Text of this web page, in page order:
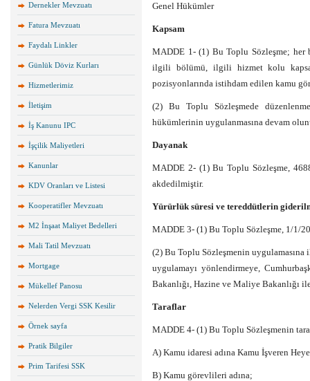
Dernekler Mevzuatı
Fatura Mevzuatı
Faydalı Linkler
Günlük Döviz Kurları
Hizmetlerimiz
İletişim
İş Kanunu IPC
İşçilik Maliyetleri
Kanunlar
KDV Oranları ve Listesi
Kooperatifler Mevzuatı
M2 İnşaat Maliyet Bedelleri
Mali Tatil Mevzuatı
Mortgage
Mükellef Panosu
Nelerden Vergi SSK Kesilir
Örnek sayfa
Pratik Bilgiler
Prim Tarifesi SSK
Genel Hükümler
Kapsam
MADDE 1- (1) Bu Toplu Sözleşme; her
ilgili bölümü, ilgili hizmet kolu
pozisyonlarında istihdam edilen kamu
(2) Bu Toplu Sözleşmede
hükümlerinin uygulanmasına devam
Dayanak
MADDE 2- (1) Bu Toplu Sözleşme,
akdedilmiştir.
Yürürlük süresi ve tereddütlerin
MADDE 3- (1) Bu Toplu Sözleşme, 1/1/
(2) Bu Toplu Sözleşmenin
uygulamayı yönlendirmeye,
Bakanlığı, Hazine ve Maliye Bakanlığı
Taraflar
MADDE 4- (1) Bu Toplu Sözleşmenin
A) Kamu idaresi adına Kamu İşveren
B) Kamu görevlileri adına;